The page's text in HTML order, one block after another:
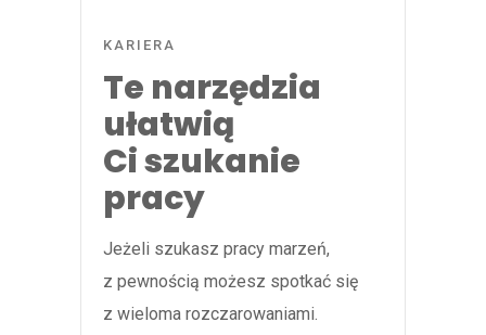
KARIERA
Te narzędzia
ułatwią
Ci szukanie
pracy
Jeżeli szukasz pracy marzeń,
z pewnością możesz spotkać się
z wieloma rozczarowaniami.